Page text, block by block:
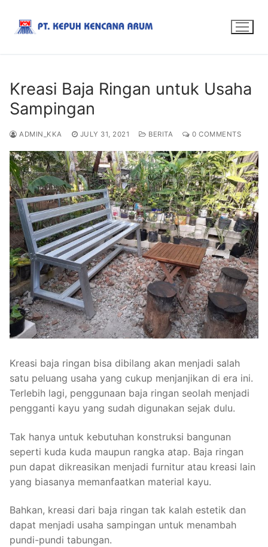
Kreasi Baja Ringan untuk Usaha
Sampingan
ADMIN_KKA JULY 31, 2021 BERITA 0 COMMENTS
Kreasi baja ringan bisa dibilang akan menjadi salah
satu peluang usaha yang cukup menjanjikan di era ini.
Terlebih lagi, penggunaan baja ringan seolah menjadi
pengganti kayu yang sudah digunakan sejak dulu.
Tak hanya untuk kebutuhan konstruksi bangunan
seperti kuda kuda maupun rangka atap. Baja ringan
pun dapat dikreasikan menjadi furnitur atau kreasi lain
yang biasanya memanfaatkan material kayu.
Bahkan, kreasi dari baja ringan tak kalah estetik dan
dapat menjadi usaha sampingan untuk menambah
pundi-pundi tabungan.